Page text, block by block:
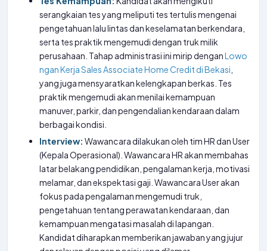
serangkaian tes yang meliputi tes tertulis mengenai
pengetahuan lalu lintas dan keselamatan berkendara,
serta tes praktik mengemudi dengan truk milik
perusahaan. Tahap administrasi ini mirip denganLowo
ngan Kerja Sales Associate Home Credit di Bekasi
yang juga mensyaratkan kelengkapan berkas. Tes
praktik mengemudi akan menilai kemampuan
manuver, parkir, dan pengendalian kendaraan dalam
berbagai kondisi.
Interview: Wawancara dilakukan oleh tim HR dan User
(Kepala Operasional). Wawancara HR akan membahas
latar belakang pendidikan, pengalaman kerja, motivasi
melamar, dan ekspektasi gaji. Wawancara User akan
fokus pada pengalaman mengemudi truk,
pengetahuan tentang perawatan kendaraan, dan
kemampuan mengatasi masalah di lapangan.
Kandidat diharapkan memberikan jawaban yang jujur